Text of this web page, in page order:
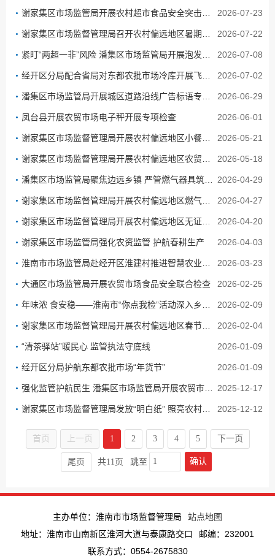
2026-07-23
2026-07-22
2026-07-08
2026-07-02
2026-06-29
凤台县开展农贸市场电子秤开展专项检查 2026-06-01
2026-05-21
2026-05-18
2026-04-29
2026-04-27
2026-04-20
谢家集区市场监管局强化农资监管 护航春耕生产 2026-04-03
2026-03-23
大通区市场监管局开展农贸市场食品安全联合检查 2026-02-25
2026-02-09
2026-02-04
“清茶驿站”暖民心 监管执法守底线 2026-01-09
经开区分局护航东都农批市场“年货节” 2026-01-09
2025-12-17
2025-12-12
首页 上一页 1 2 3 4 5 下一页
尾页 共11页 跳至 确认
主办单位：淮南市市场监督管理局
站点地图
地址：淮南市山南新区淮河大道与泰康路交口
邮编：232001
联系方式：0554-2675830